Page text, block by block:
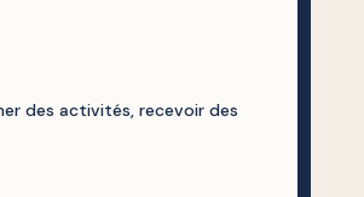
des activités, recevoir des